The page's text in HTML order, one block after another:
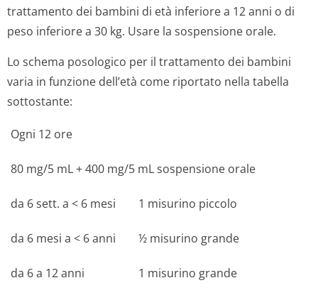
trattamento dei bambini di età inferiore a 12 anni o di
peso inferiore a 30 kg. Usare la sospensione orale.
Lo schema posologico per il trattamento dei bambini
varia in funzione dell’età come riportato nella tabella
sottostante:
Ogni 12 ore
80 mg/5 mL + 400 mg/5 mL sospensione orale
da 6 sett. a < 6 mesi 1 misurino piccolo
da 6 mesi a < 6 anni ½ misurino grande
da 6 a 12 anni 1 misurino grande